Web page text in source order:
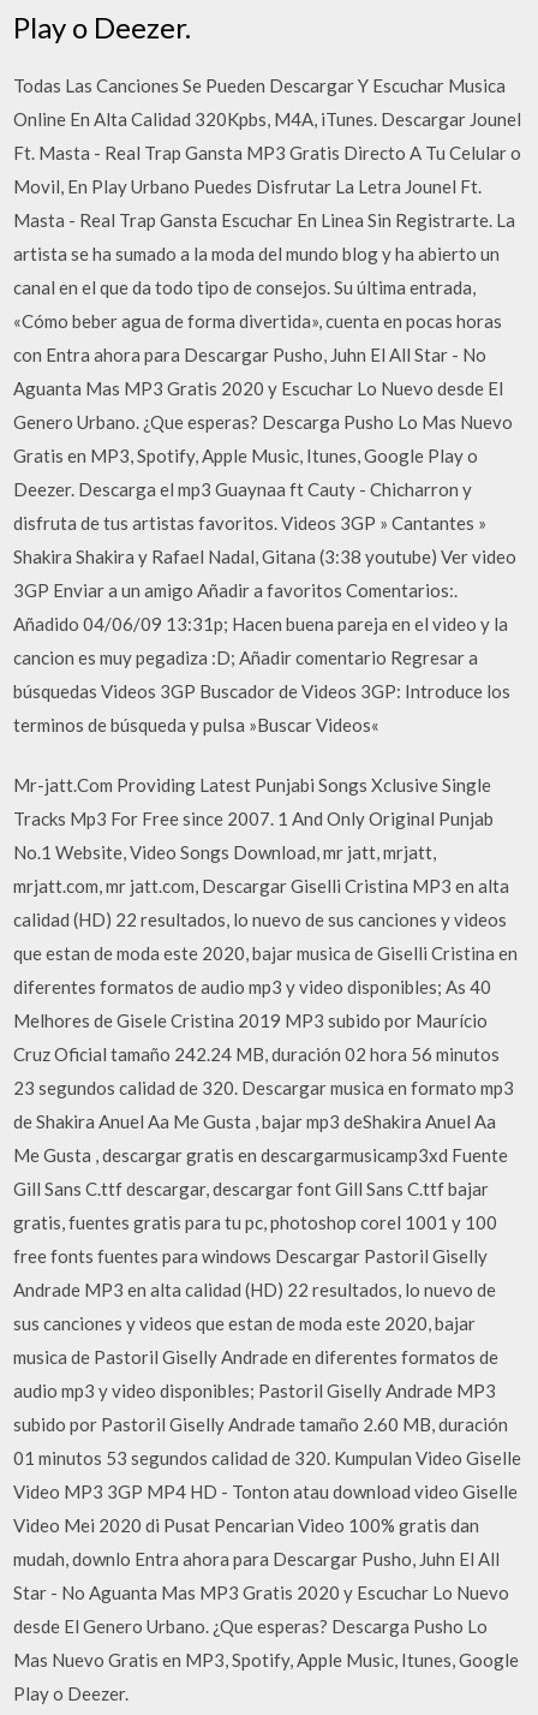
Play o Deezer.
Todas Las Canciones Se Pueden Descargar Y Escuchar Musica
Online En Alta Calidad 320Kpbs, M4A, iTunes. Descargar Jounel
Ft. Masta - Real Trap Gansta MP3 Gratis Directo A Tu Celular o
Movil, En Play Urbano Puedes Disfrutar La Letra Jounel Ft.
Masta - Real Trap Gansta Escuchar En Linea Sin Registrarte. La
artista se ha sumado a la moda del mundo blog y ha abierto un
canal en el que da todo tipo de consejos. Su última entrada,
«Cómo beber agua de forma divertida», cuenta en pocas horas
con Entra ahora para Descargar Pusho, Juhn El All Star - No
Aguanta Mas MP3 Gratis 2020 y Escuchar Lo Nuevo desde El
Genero Urbano. ¿Que esperas? Descarga Pusho Lo Mas Nuevo
Gratis en MP3, Spotify, Apple Music, Itunes, Google Play o
Deezer. Descarga el mp3 Guaynaa ft Cauty - Chicharron y
disfruta de tus artistas favoritos. Videos 3GP » Cantantes »
Shakira Shakira y Rafael Nadal, Gitana (3:38 youtube) Ver video
3GP Enviar a un amigo Añadir a favoritos Comentarios:.
Añadido 04/06/09 13:31p; Hacen buena pareja en el video y la
cancion es muy pegadiza :D; Añadir comentario Regresar a
búsquedas Videos 3GP Buscador de Videos 3GP: Introduce los
terminos de búsqueda y pulsa »Buscar Videos«
Mr-jatt.Com Providing Latest Punjabi Songs Xclusive Single
Tracks Mp3 For Free since 2007. 1 And Only Original Punjab
No.1 Website, Video Songs Download, mr jatt, mrjatt,
mrjatt.com, mr jatt.com, Descargar Giselli Cristina MP3 en alta
calidad (HD) 22 resultados, lo nuevo de sus canciones y videos
que estan de moda este 2020, bajar musica de Giselli Cristina en
diferentes formatos de audio mp3 y video disponibles; As 40
Melhores de Gisele Cristina 2019 MP3 subido por Maurício
Cruz Oficial tamaño 242.24 MB, duración 02 hora 56 minutos
23 segundos calidad de 320. Descargar musica en formato mp3
de Shakira Anuel Aa Me Gusta , bajar mp3 deShakira Anuel Aa
Me Gusta , descargar gratis en descargarmusicamp3xd Fuente
Gill Sans C.ttf descargar, descargar font Gill Sans C.ttf bajar
gratis, fuentes gratis para tu pc, photoshop corel 1001 y 100
free fonts fuentes para windows Descargar Pastoril Giselly
Andrade MP3 en alta calidad (HD) 22 resultados, lo nuevo de
sus canciones y videos que estan de moda este 2020, bajar
musica de Pastoril Giselly Andrade en diferentes formatos de
audio mp3 y video disponibles; Pastoril Giselly Andrade MP3
subido por Pastoril Giselly Andrade tamaño 2.60 MB, duración
01 minutos 53 segundos calidad de 320. Kumpulan Video Giselle
Video MP3 3GP MP4 HD - Tonton atau download video Giselle
Video Mei 2020 di Pusat Pencarian Video 100% gratis dan
mudah, downlo Entra ahora para Descargar Pusho, Juhn El All
Star - No Aguanta Mas MP3 Gratis 2020 y Escuchar Lo Nuevo
desde El Genero Urbano. ¿Que esperas? Descarga Pusho Lo
Mas Nuevo Gratis en MP3, Spotify, Apple Music, Itunes, Google
Play o Deezer.